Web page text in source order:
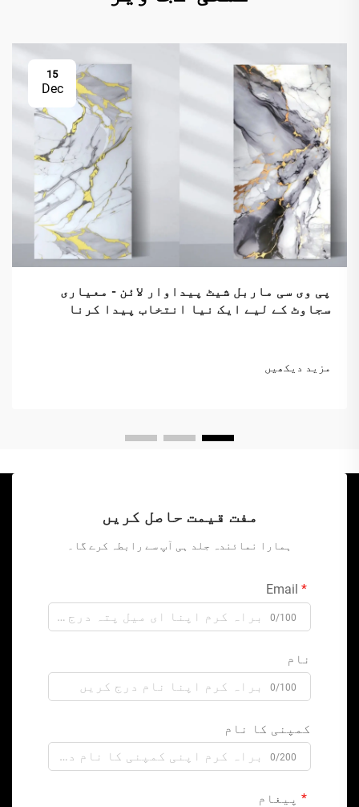
15
Dec
پی وی سی ماربل شیٹ پیداوار لائن - معیاری
سجاوٹ کے لیے ایک نیا انتخاب پیدا کرنا
مزید دیکھیں
مفت قیمت حاصل کریں
ہمارا نمائندہ جلد ہی آپ سے رابطہ کرے گا۔
0/100
نام
0/100
کمپنی کا نام
0/200
پیغام